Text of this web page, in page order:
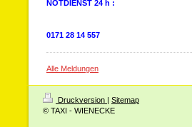
NOTDIENST 24 h :
0171 28 14 557
Alle Meldungen
Druckversion | Sitemap
© TAXI - WIENECKE